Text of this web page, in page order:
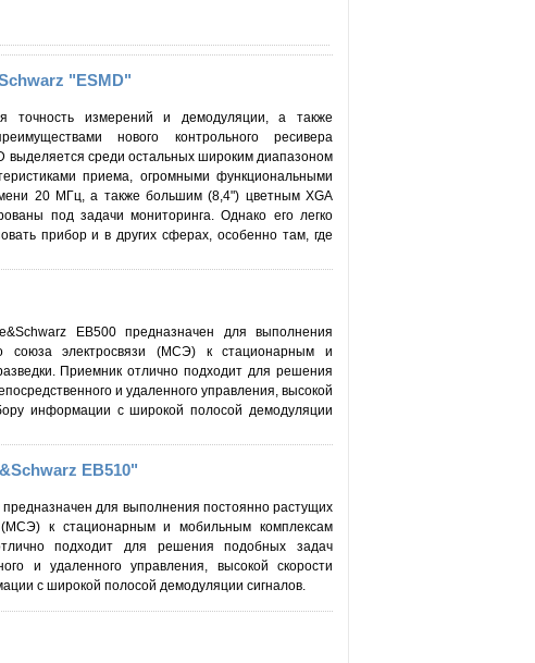
"ESMD"
точность измерений и демодуляции, а также
нового контрольного ресивера
выделяется среди остальных широким диапазоном
приема, огромными функциональными
20 МГц, а также большим (8,4") цветным XGA
под задачи мониторинга. Однако его легко
прибор и в других сферах, особенно там, где
EB500 предназначен для выполнения
союза электросвязи (МСЭ) к стационарным и
Приемник отлично подходит для решения
и удаленного управления, высокой
информации с широкой полосой демодуляции
EB510"
для выполнения постоянно растущих
(МСЭ) к стационарным и мобильным комплексам
подходит для решения подобных задач
и удаленного управления, высокой скорости
с широкой полосой демодуляции сигналов.